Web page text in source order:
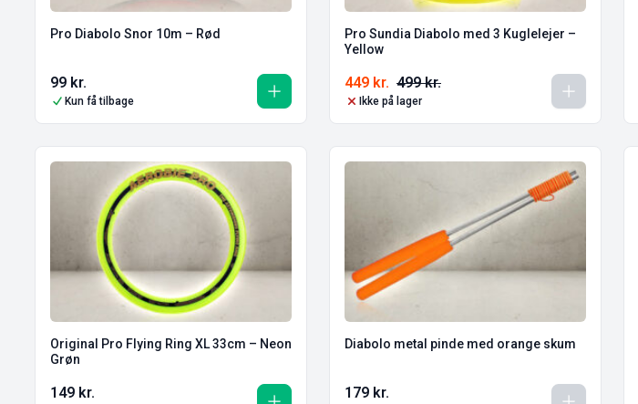
Pro Diabolo Snor 10m – Rød
99 kr.
Kun få tilbage
Pro Sundia Diabolo med 3 Kuglelejer –
Yellow
499kr.
449 kr.
Ikke på lager
Original Pro Flying Ring XL 33cm – Neon
Grøn
149 kr.
Diabolo metal pinde med orange skum
179 kr.